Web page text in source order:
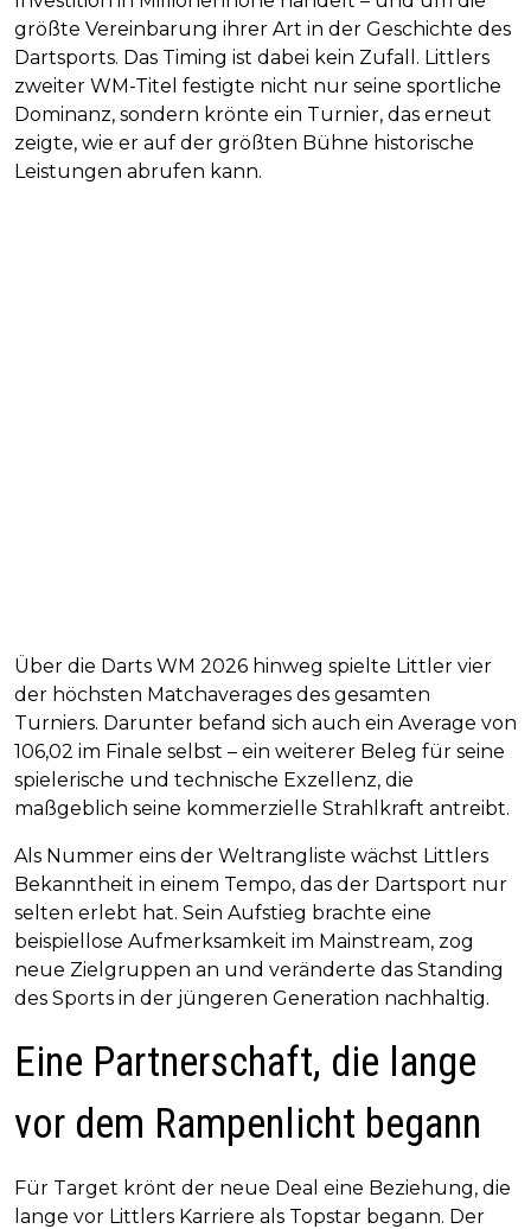
größte Vereinbarung ihrer Art in der Geschichte des
Dartsports. Das Timing ist dabei kein Zufall. Littlers
zweiter WM-Titel festigte nicht nur seine sportliche
Dominanz, sondern krönte ein Turnier, das erneut
zeigte, wie er auf der größten Bühne historische
Leistungen abrufen kann.
Über die Darts WM 2026 hinweg spielte Littler vier
der höchsten Matchaverages des gesamten
Turniers. Darunter befand sich auch ein Average von
106,02 im Finale selbst – ein weiterer Beleg für seine
spielerische und technische Exzellenz, die
maßgeblich seine kommerzielle Strahlkraft antreibt.
Als Nummer eins der Weltrangliste wächst Littlers
Bekanntheit in einem Tempo, das der Dartsport nur
selten erlebt hat. Sein Aufstieg brachte eine
beispiellose Aufmerksamkeit im Mainstream, zog
neue Zielgruppen an und veränderte das Standing
des Sports in der jüngeren Generation nachhaltig.
Eine Partnerschaft, die lange
vor dem Rampenlicht begann
Für Target krönt der neue Deal eine Beziehung, die
lange vor Littlers Karriere als Topstar begann. Der